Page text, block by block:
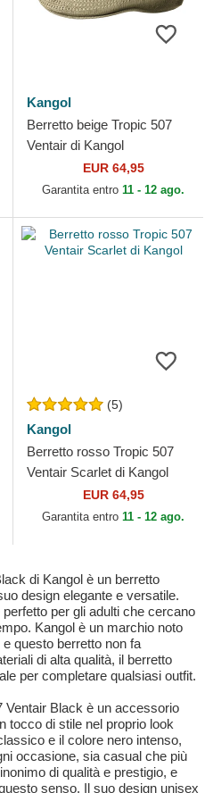
Kangol
Berretto beige Tropic 507
Ventair di Kangol
EUR 64,95
Garantita entro 11 - 12 ago.
(5)
Kangol
Berretto rosso Tropic 507
Ventair Scarlet di Kangol
EUR 64,95
Garantita entro 11 - 12 ago.
di Kangol è un berretto
design elegante e versatile.
per gli adulti che cercano
Kangol è un marchio noto
questo berretto non fa
di alta qualità, il berretto
per completare qualsiasi outfit.
Ventair Black è un accessorio
tocco di stile nel proprio look
e il colore nero intenso,
occasione, sia casual che più
di qualità e prestigio, e
senso. Il suo design unisex